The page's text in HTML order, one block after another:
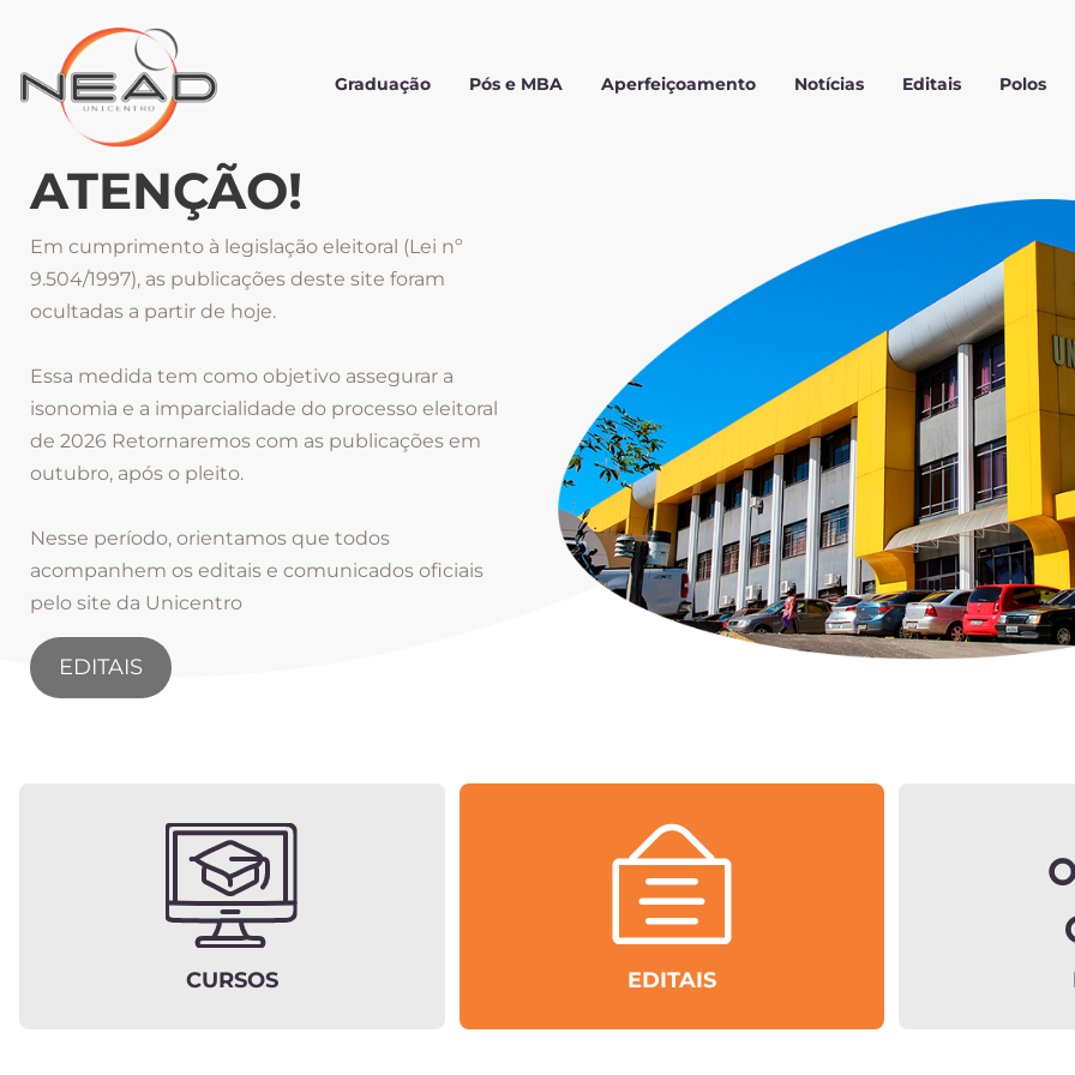
Graduação Pós e MBA Aperfeiçoamento Notícias Editais Polos
ATENÇÃO!
Em cumprimento à legislação eleitoral (Lei nº
9.504/1997), as publicações deste site foram
ocultadas a partir de hoje.
Essa medida tem como objetivo assegurar a
isonomia e a imparcialidade do processo eleitoral
de 2026 Retornaremos com as publicações em
outubro, após o pleito.
Nesse período, orientamos que todos
acompanhem os editais e comunicados oficiais
pelo site da Unicentro
EDITAIS
CURSOS EDITAIS